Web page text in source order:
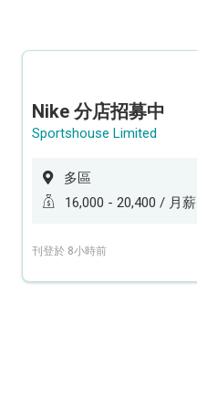
Nike 分店招募中
Sportshouse Limited
多區
16,000 - 20,400 / 月薪
刊登於 8小時前